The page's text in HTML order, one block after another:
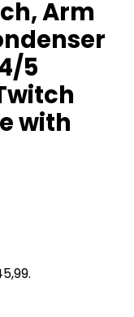
Arm
5
with